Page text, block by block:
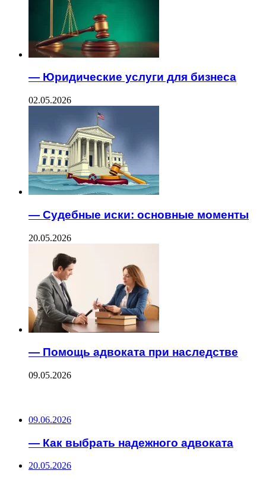
— Юридические услуги для бизнеса
02.05.2026
— Судебные иски: основные моменты
20.05.2026
— Помощь адвоката при наследстве
09.05.2026
09.06.2026
— Как выбрать надежного адвоката
20.05.2026